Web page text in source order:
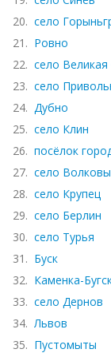
20. село
21. Ровно
22. село
23. село
24. Дубно
25. село Клин
26. посёлок
27. село
28. село Крупец
29. село Берлин
30. село Турья
31. Буск
32. Каменка-
33. село Дернов
34. Львов
35. Пустомыты